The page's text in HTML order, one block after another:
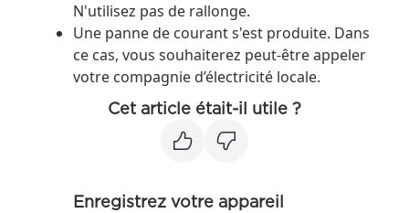
N'utilisez pas de rallonge.
Une panne de courant s'est produite. Dans
ce cas, vous souhaiterez peut-être appeler
votre compagnie d’électricité locale.
Cet article était-il utile ?
Enregistrez votre appareil